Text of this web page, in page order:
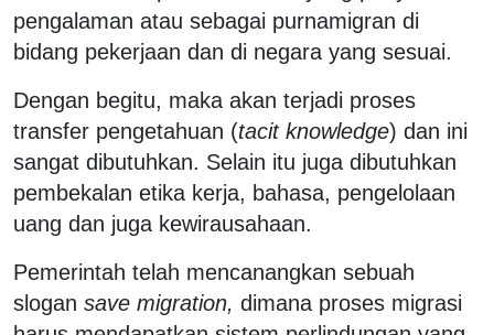
pengalaman atau sebagai purnamigran di
bidang pekerjaan dan di negara yang sesuai.
Dengan begitu, maka akan terjadi proses
transfer pengetahuan (tacit knowledge) dan ini
sangat dibutuhkan. Selain itu juga dibutuhkan
pembekalan etika kerja, bahasa, pengelolaan
uang dan juga kewirausahaan.
Pemerintah telah mencanangkan sebuah
slogan save migration, dimana proses migrasi